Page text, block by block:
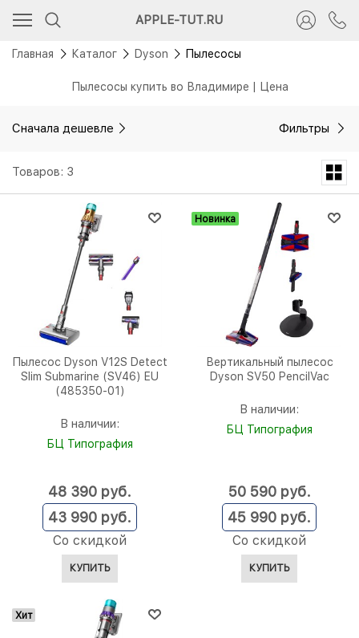
APPLE-TUT.RU
Главная Каталог Dyson Пылесосы
Пылесосы купить во Владимире | Цена
Сначала дешевле Фильтры
Товаров: 3
Пылесос Dyson V12S Detect
Slim Submarine (SV46) EU
(485350-01)
В наличии:
БЦ Типография
43 990 руб.
Со скидкой
48 390 руб.
КУПИТЬ
Новинка
Вертикальный пылесос
Dyson SV50 PencilVac
В наличии:
БЦ Типография
45 990 руб.
Со скидкой
50 590 руб.
КУПИТЬ
Хит